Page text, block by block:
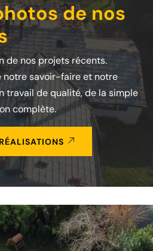
de nos
de nos projets récents.
notre savoir-faire et notre
travail de qualité, de la simple
complète.